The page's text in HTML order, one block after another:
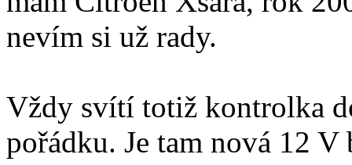
nevím si už rady.
Vždy svítí totiž kontrolka
pořádku. Je tam nová 12